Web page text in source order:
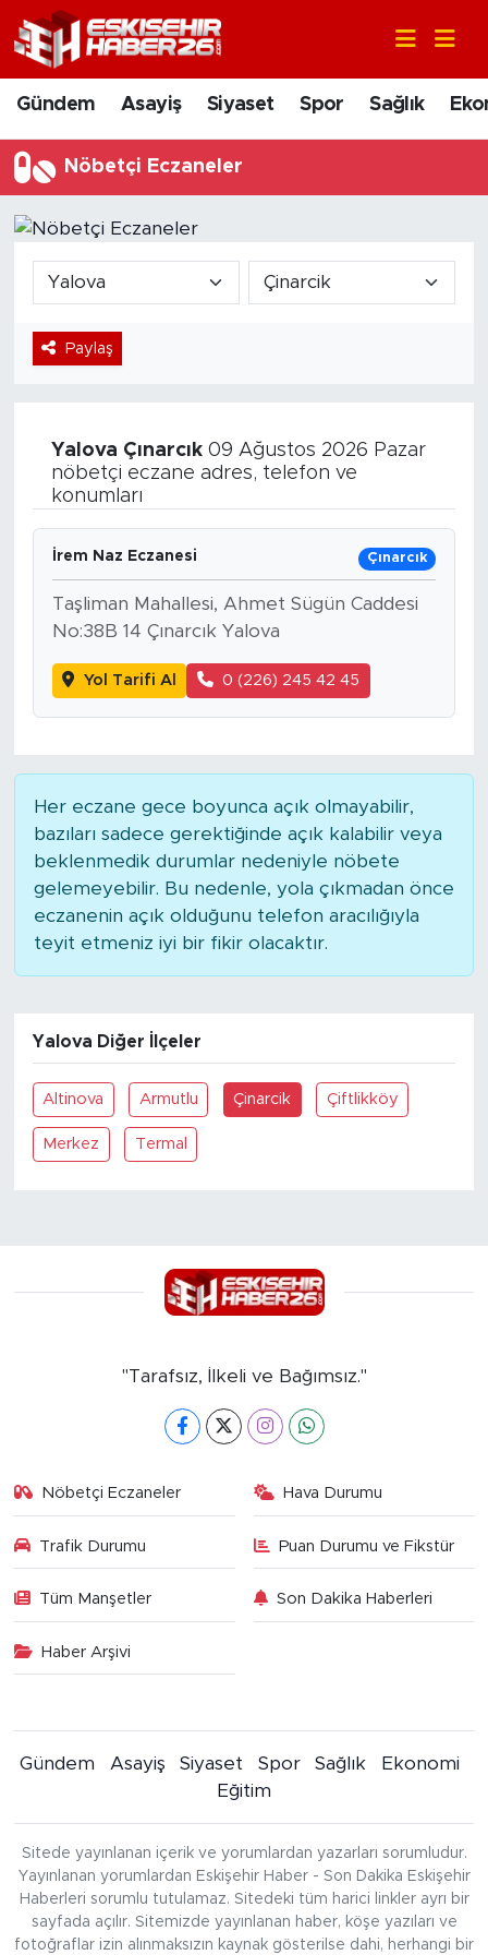
Gündem Asayiş Siyaset Spor Sağlık
Nöbetçi Eczaneler
Paylaş
Yalova Çınarcık09 Ağustos 2026 Pazar
nöbetçi eczane adres, telefon ve
konumları
İrem Naz Eczanesi Çınarcık
Taşliman Mahallesi, Ahmet Sügün Caddesi
No:38B 14 Çınarcık Yalova
Yol Tarifi Al 0 (226) 245 42 45
Her eczane gece boyunca açık olmayabilir,
bazıları sadece gerektiğinde açık kalabilir veya
beklenmedik durumlar nedeniyle nöbete
gelemeyebilir. Bu nedenle, yola çıkmadan önce
eczanenin açık olduğunu telefon aracılığıyla
teyit etmeniz iyi bir fikir olacaktır.
Yalova Diğer İlçeler
Altinova Armutlu Çinarcik Çiftlikköy
Merkez Termal
"Tarafsız, İlkeli ve Bağımsız."
Nöbetçi Eczaneler Hava Durumu
Trafik Durumu Puan Durumu ve Fikstür
Tüm Manşetler Son Dakika Haberleri
Haber Arşivi
Gündem Asayiş Siyaset Spor Sağlık
Ekonomi
Eğitim
Sitede yayınlanan içerik ve yorumlardan yazarları sorumludur.
Yayınlanan yorumlardan Eskişehir Haber - Son Dakika Eskişehir
Haberleri sorumlu tutulamaz. Sitedeki tüm harici linkler ayrı bir
sayfada açılır. Sitemizde yayınlanan haber, köşe yazıları ve
fotoğraflar izin alınmaksızın kaynak gösterilse dahi, herhangi bir
Gündem
Asayiş
Siyaset
Sağlık
Ekonomi
Sanat
Bölge
Teknoloji
Magazin
Dünya
Nöbetçi Eczaneler
Hava Durumu
Trafik Durumu
Tüm Manşetler
Son Dakika Haberleri